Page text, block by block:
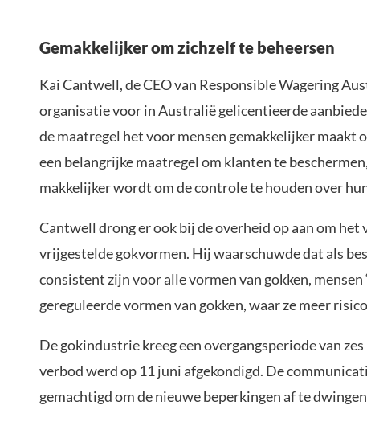
Gemakkelijker om zichzelf te beheersen
Kai Cantwell, de CEO van Responsible Wagering
organisatie voor in Australië gelicentieerde
de maatregel het voor mensen gemakkelijker maakt
een belangrijke maatregel om klanten te
makkelijker wordt om de controle te houden over
Cantwell drong er ook bij de overheid op aan om
vrijgestelde gokvormen. Hij waarschuwde dat als
consistent zijn voor alle vormen van gokken,
gereguleerde vormen van gokken, waar ze meer
De gokindustrie kreeg een overgangsperiode van
verbod werd op 11 juni afgekondigd. De
gemachtigd om de nieuwe beperkingen af te